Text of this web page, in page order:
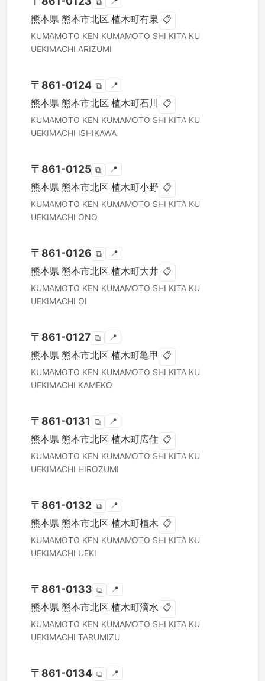
熊本県 熊本市北区 植木町有泉 📋
KUMAMOTO KEN KUMAMOTO SHI KITA KU
UEKIMACHI ARIZUMI
〒 861-0124 ⧉ 📍
熊本県 熊本市北区 植木町石川 📋
KUMAMOTO KEN KUMAMOTO SHI KITA KU
UEKIMACHI ISHIKAWA
〒 861-0125 ⧉ 📍
熊本県 熊本市北区 植木町小野 📋
KUMAMOTO KEN KUMAMOTO SHI KITA KU
UEKIMACHI ONO
〒 861-0126 ⧉ 📍
熊本県 熊本市北区 植木町大井 📋
KUMAMOTO KEN KUMAMOTO SHI KITA KU
UEKIMACHI OI
〒 861-0127 ⧉ 📍
熊本県 熊本市北区 植木町亀甲 📋
KUMAMOTO KEN KUMAMOTO SHI KITA KU
UEKIMACHI KAMEKO
〒 861-0131 ⧉ 📍
熊本県 熊本市北区 植木町広住 📋
KUMAMOTO KEN KUMAMOTO SHI KITA KU
UEKIMACHI HIROZUMI
〒 861-0132 ⧉ 📍
熊本県 熊本市北区 植木町植木 📋
KUMAMOTO KEN KUMAMOTO SHI KITA KU
UEKIMACHI UEKI
〒 861-0133 ⧉ 📍
熊本県 熊本市北区 植木町滴水 📋
KUMAMOTO KEN KUMAMOTO SHI KITA KU
UEKIMACHI TARUMIZU
〒 861-0134 ⧉ 📍